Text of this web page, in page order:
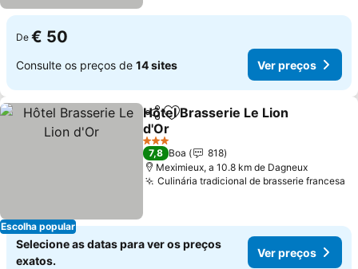
De € 50
Consulte os preços de 14 sites Ver preços
Escolha popular
PartilharAdicionar aos favoritos
Hôtel Brasserie Le Lion
d'Or
Ver preços
3 Estrelas
7,8 Boa
818
Meximieux, a 10.8 km de Dagneux
Culinária tradicional de brasserie francesa
Selecione as datas para ver os preços
exatos.
Ver preços